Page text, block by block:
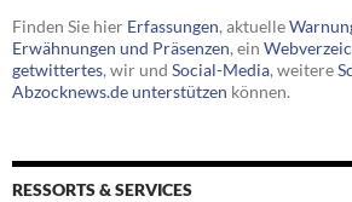
Finden Sie hier Erfassungen, aktuelle
Erwähnungen und Präsenzen, ein
getwittertes, wir und Social-Media, weitere
Abzocknews.de unterstützen können.
RESSORTS & SERVICES